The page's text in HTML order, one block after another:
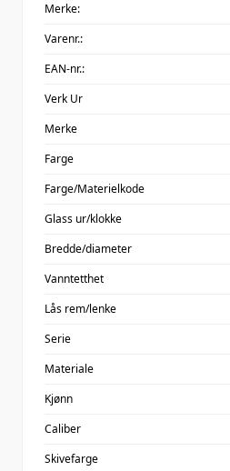
Merke:
Varenr.:
EAN-nr.:
Verk Ur
Merke
Farge
Farge/Materielkode
Glass ur/klokke
Bredde/diameter
Vanntetthet
Lås rem/lenke
Serie
Materiale
Kjønn
Caliber
Skivefarge